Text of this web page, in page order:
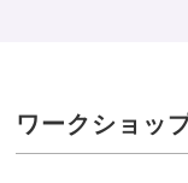
ワークショッ